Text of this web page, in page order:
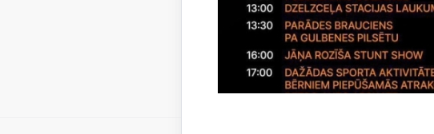
Saistītas tēmas
Aktualitātes: Projekti